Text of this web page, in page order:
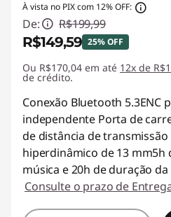
À vista no PIX com 12% OFF:
De: R$199,99
R$149,59 25% OFF
Economias instantâneas :
Ou R$170,04 em até 12x de
de crédito.
Conexão Bluetooth 5.3ENC
independente Porta de
de distância de
hiperdinâmico de 13 mm5h
música e 20h de duração
Consulte o prazo de